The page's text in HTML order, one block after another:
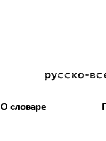
русско-
О словаре